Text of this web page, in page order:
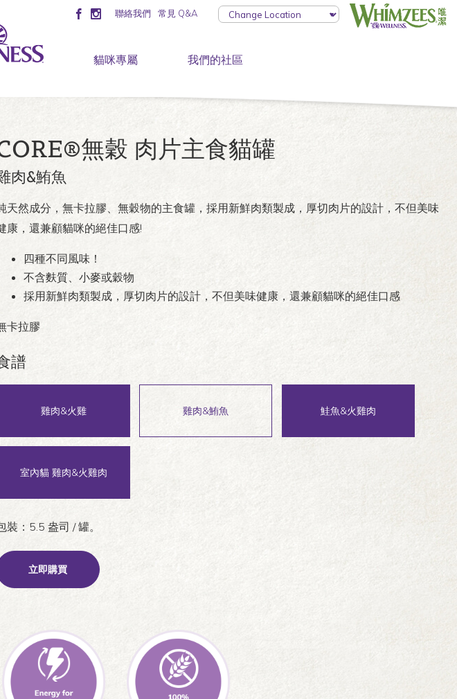
聯絡我們 常見 Q&A
貓咪專屬 我們的社區
無穀 肉片主食貓罐
肉&鮪魚
天然成分，無卡拉膠、無穀物的主食罐，採用新鮮肉類製成，厚切肉片的設計，不但美味
康，還兼顧貓咪的絕佳口感!
四種不同風味！
不含麩質、小麥或穀物
採用新鮮肉類製成，厚切肉片的設計，不但美味健康，還兼顧貓咪的絕佳口感
卡拉膠
譜
雞肉&火雞 雞肉&鮪魚 鮭魚&火雞肉
室內貓 雞肉&火雞肉
裝：5.5 盎司 / 罐。
立即購買